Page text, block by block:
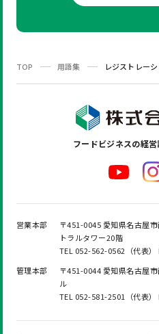
TOP 用語集 レジストレー
フードビジネスの経
営業本部
〒451-0045 愛知県名古屋
トラルタワー20階
TEL 052-562-0562（代表
管理本部
〒451-0044 愛知県名古屋
ル
TEL 052-581-2501（代表）